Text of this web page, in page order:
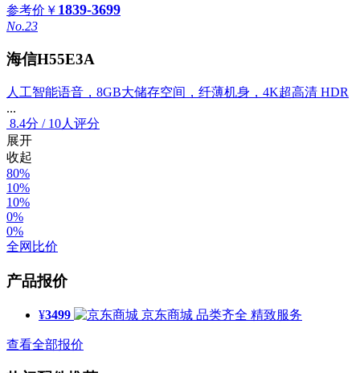
参考价 ￥ 1839-3699
No.23
海信H55E3A
人工智能语音，8GB大储存空间，纤薄机身，4K超高清 HDR
...
8.4分 / 10人评分
展开
收起
80%
10%
10%
0%
0%
全网比价
产品报价
¥3499 京东商城 品类齐全 精致服务
查看全部报价